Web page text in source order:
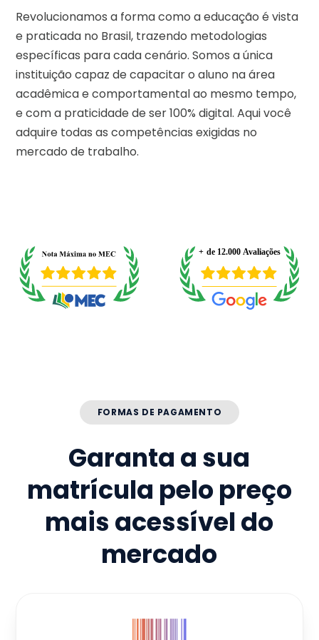
Revolucionamos a forma como a educação é vista
e praticada no Brasil, trazendo metodologias
específicas para cada cenário. Somos a única
instituição capaz de capacitar o aluno na área
acadêmica e comportamental ao mesmo tempo,
e com a praticidade de ser 100% digital. Aqui você
adquire todas as competências exigidas no
mercado de trabalho.
FORMAS DE PAGAMENTO
Garanta a sua
matrícula pelo preço
mais acessível do
mercado